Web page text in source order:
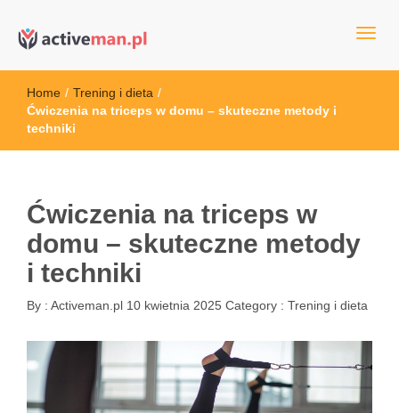
active man – sprzęt sportowy
sportowym
Home / Trening i dieta /
Ćwiczenia na triceps w domu – skuteczne metody i
techniki
Ćwiczenia na triceps w
domu – skuteczne metody
i techniki
By : Activeman.pl 10 kwietnia 2025 Category : Trening i dieta